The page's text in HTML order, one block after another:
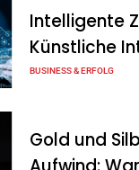
Notfalllogistik
6.
Intelligente
Künstliche
BUSINESS & ERFOLG
Gold und